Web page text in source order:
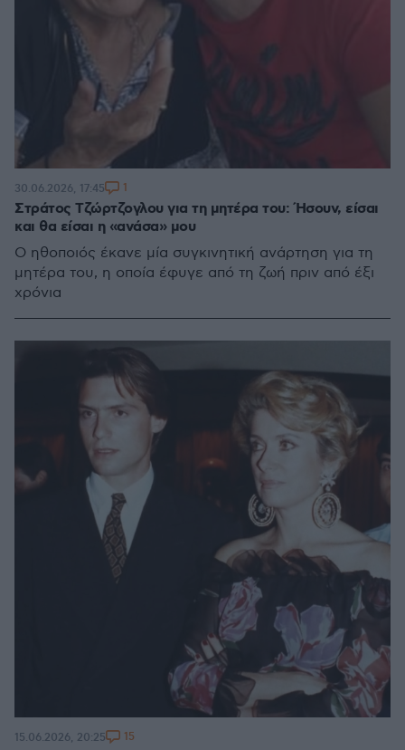
Στράτος Τζώρτζογλου για τη μητέρα του: Ήσουν, είσαι
και θα είσαι η «ανάσα» μου
Ο ηθοποιός έκανε μία συγκινητική ανάρτηση για τη
μητέρα του, η οποία έφυγε από τη ζωή πριν από έξι
χρόνια
30.06.2026, 17:45 1
15.06.2026, 20:25 15